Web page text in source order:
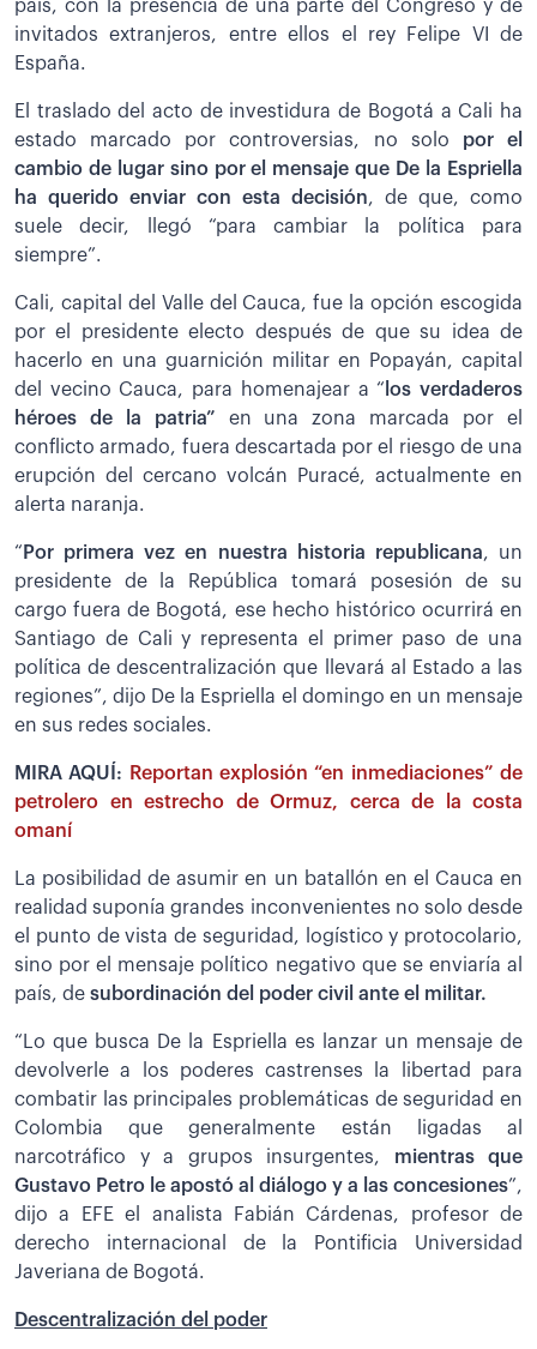
país, con la presencia de una parte del Congreso y de
invitados extranjeros, entre ellos el rey Felipe VI de
España.
El traslado del acto de investidura de Bogotá a Cali ha
estado marcado por controversias, no solo por el
cambio de lugar sino por el mensaje que De la Espriella
ha querido enviar con esta decisión, de que, como
suele decir, llegó “para cambiar la política para
siempre”.
Cali, capital del Valle del Cauca, fue la opción escogida
por el presidente electo después de que su idea de
hacerlo en una guarnición militar en Popayán, capital
del vecino Cauca, para homenajear a “ los verdaderos
héroes de la patria” en una zona marcada por el
conflicto armado, fuera descartada por el riesgo de una
erupción del cercano volcán Puracé, actualmente en
alerta naranja.
“ Por primera vez en nuestra historia republicana, un
presidente de la República tomará posesión de su
cargo fuera de Bogotá, ese hecho histórico ocurrirá en
Santiago de Cali y representa el primer paso de una
política de descentralización que llevará al Estado a las
regiones”, dijo De la Espriella el domingo en un mensaje
en sus redes sociales.
MIRA AQUÍ:
Reportan explosión “en inmediaciones” de
petrolero en estrecho de Ormuz, cerca de la costa
omaní
La posibilidad de asumir en un batallón en el Cauca en
realidad suponía grandes inconvenientes no solo desde
el punto de vista de seguridad, logístico y protocolario,
sino por el mensaje político negativo que se enviaría al
país, de subordinación del poder civil ante el militar.
“Lo que busca De la Espriella es lanzar un mensaje de
devolverle a los poderes castrenses la libertad para
combatir las principales problemáticas de seguridad en
Colombia que generalmente están ligadas al
narcotráfico y a grupos insurgentes, mientras que
Gustavo Petro le apostó al diálogo y a las concesiones”,
dijo a EFE el analista Fabián Cárdenas, profesor de
derecho internacional de la Pontificia Universidad
Javeriana de Bogotá.
Descentralización del poder